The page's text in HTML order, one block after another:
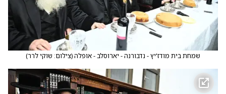
שמחת בית מודז'יץ - נדבורנה - יארוסלב - אופלה(צילום: שוקי לרר)